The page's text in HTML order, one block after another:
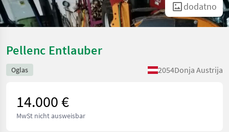
dodatno
Pellenc Entlauber
Oglas 2054Donja Austrija
14.000 €
MwSt nicht ausweisbar